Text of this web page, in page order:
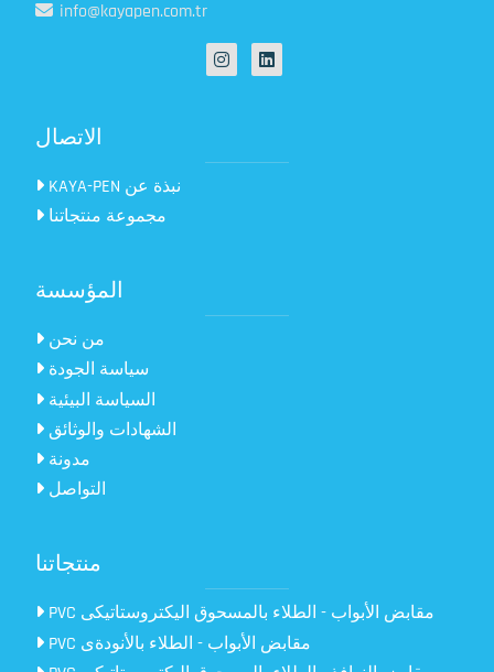
info@kayapen.com.tr
الاتصال
KAYA-PEN نبذة عن
مجموعة منتجاتنا
المؤسسة
من نحن
سياسة الجودة
السياسة البيئية
الشهادات والوثائق
مدونة
التواصل
منتجاتنا
PVC مقابض الأبواب - الطلاء بالمسحوق اليكتروستاتيكى
PVC مقابض الأبواب - الطلاء بالأنودةى